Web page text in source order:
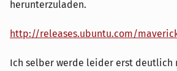
herunterzuladen.
http://releases.ubuntu.com/
Ich selber werde leider erst deutlich